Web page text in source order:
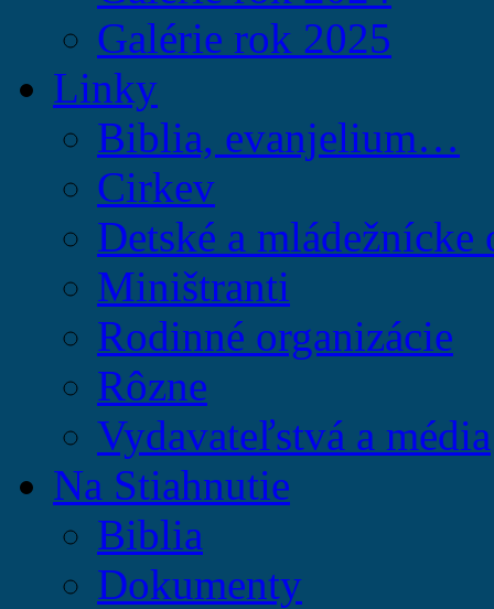
Galérie rok 2025
Linky
Biblia, evanjelium…
Cirkev
Detské a mládežnícke
Miništranti
Rodinné organizácie
Rôzne
Vydavateľstvá a média
Na Stiahnutie
Biblia
Dokumenty